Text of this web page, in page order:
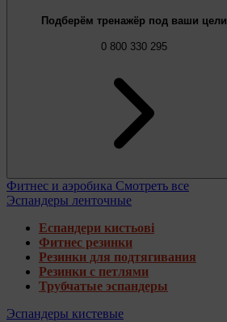
Подберём тренажёр под ваши цели
0 800 330 295
Фитнес и аэробика Смотреть все
Эспандеры ленточные
Еспандери кистьові
Фитнес резинки
Резинки для подтягивания
Резинки с петлями
Трубчатые эспандеры
Эспандеры кистевые